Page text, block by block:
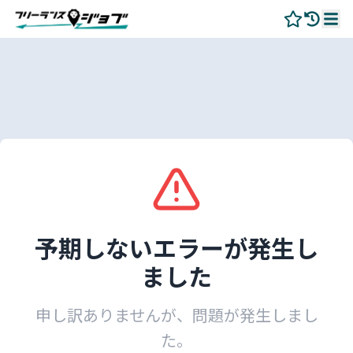
予期しないエラーが発生し
ました
申し訳ありませんが、問題が発生しまし
た。